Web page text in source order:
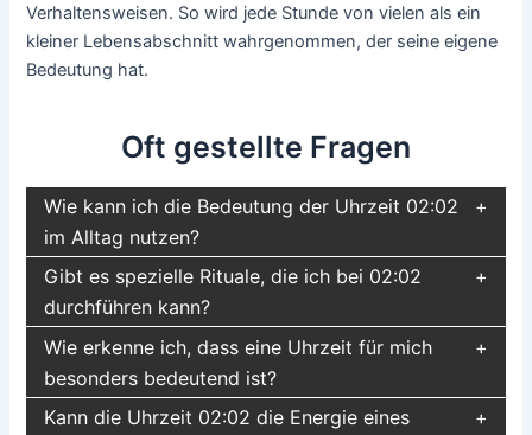
Verhaltensweisen. So wird jede Stunde von vielen als ein
kleiner Lebensabschnitt wahrgenommen, der seine eigene
Bedeutung hat.
Oft gestellte Fragen
Wie kann ich die Bedeutung der Uhrzeit 02:02
im Alltag nutzen?
Gibt es spezielle Rituale, die ich bei 02:02
durchführen kann?
Wie erkenne ich, dass eine Uhrzeit für mich
besonders bedeutend ist?
Kann die Uhrzeit 02:02 die Energie eines